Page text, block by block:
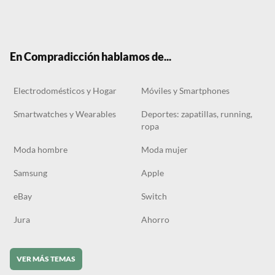
En Compradicción hablamos de...
Electrodomésticos y Hogar Móviles y Smartphones
Smartwatches y Wearables
Deportes: zapatillas, running,
ropa
Moda hombre Moda mujer
Samsung Apple
eBay Switch
Jura Ahorro
VER MÁS TEMAS